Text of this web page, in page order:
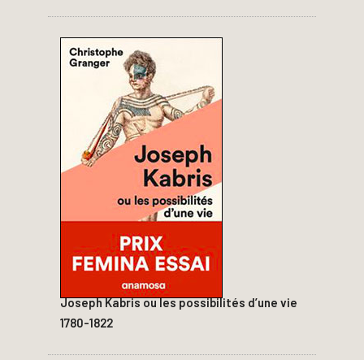
Joseph Kabris ou les possibilités d’une vie
1780-1822